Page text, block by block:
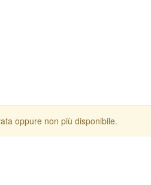
oppure non più disponibile.